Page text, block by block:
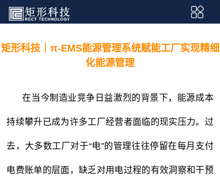
矩形科技｜π-EMS能源管理系统赋能工厂实现精细
化能源管理
在当今制造业竞争日益激烈的背景下，能源成本
持续攀升已成为许多工厂经营者面临的现实压力。过
去，大多数工厂对于“电”的管理往往停留在每月支付
电费账单的层面，缺乏对用电过程的有效洞察和干预